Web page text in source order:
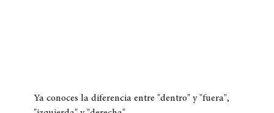
Ya conoces la diferencia entre "dentro" y "fuera",